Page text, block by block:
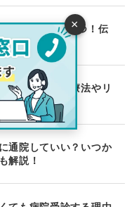
え方ポイント4つ！伝
解説
から症状、治療法やリ
通院していい？いつか
解説！
×